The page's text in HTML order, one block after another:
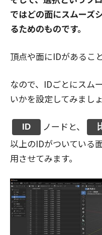
ではどの面にスムーズ
るためのものです。
頂点や面にIDがあるこ
なので、IDごとにスム
いかを設定してみましょ
ID ノードと、
以上のIDがついている
用させてみます。